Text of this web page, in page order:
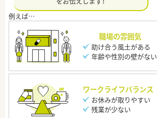
職場の雰囲気
助け合う風土がある
年齢や性別の壁がない
ワークライフバランス
お休みが取りやすい
残業が少ない